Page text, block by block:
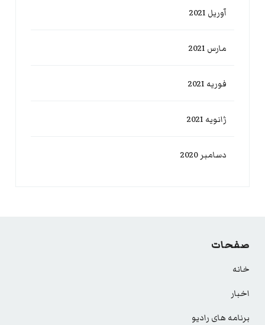
آوریل 2021
مارس 2021
فوریه 2021
ژانویه 2021
دسامبر 2020
صفحات
خانه
اخبار
برنامه های رادیو